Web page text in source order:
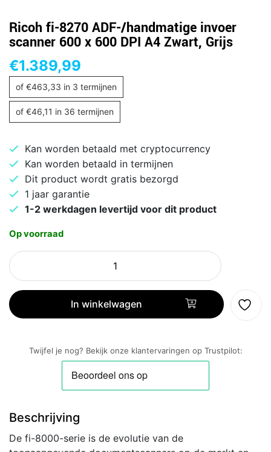
Ricoh fi-8270 ADF-/handmatige invoer
scanner 600 x 600 DPI A4 Zwart, Grijs
€1.389,99
of €463,33 in 3 termijnen
of €46,11 in 36 termijnen
Kan worden betaald met cryptocurrency
Kan worden betaald in termijnen
Dit product wordt gratis bezorgd
1 jaar garantie
1-2 werkdagen levertijd voor dit product
Op voorraad
Ricoh
fi-
ADF-/handmatige
invoer
Zwart,
Grijs
aantal
In winkelwagen
Twijfel je nog? Bekijk onze klantervaringen op Trustpilot:
Beschrijving
De fi-8000-serie is de evolutie van de